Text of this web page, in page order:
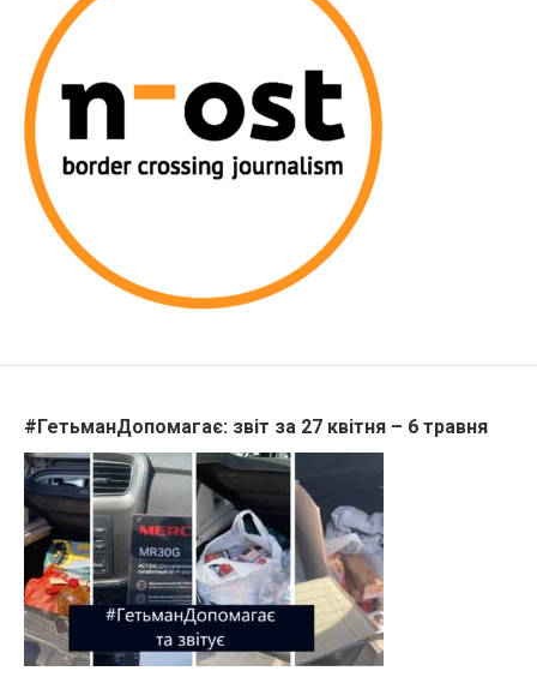
#ГетьманДопомагає: звіт за 27 квітня – 6 травня